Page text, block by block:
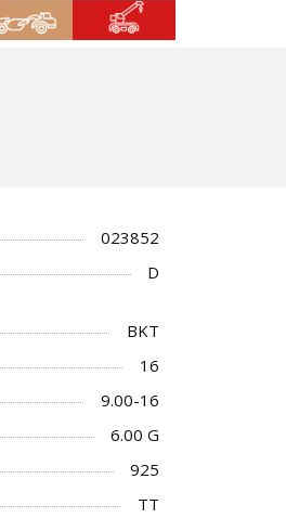
023852
D
BKT
16
9.00-16
6.00 G
925
TT